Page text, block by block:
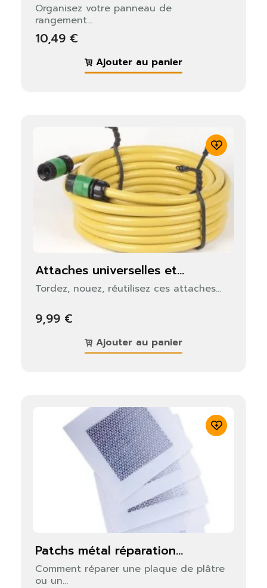
Organisez votre panneau de
rangement...
10,49 €
Ajouter au panier
attaches universelles et...
Tordez, nouez, réutilisez ces attaches...
9,99 €
Ajouter au panier
patchs métal réparation...
Comment réparer une plaque de plâtre
ou un...